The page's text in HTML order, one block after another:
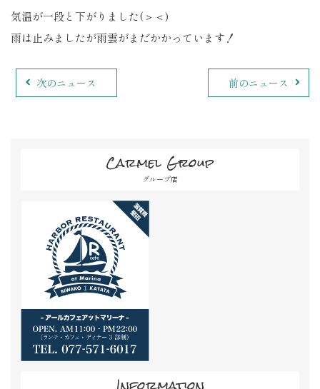
気温が一段と下がりました(＞＜)
雨は止みましたが雨雲がまだかかっています！
次のニュース 前のニュース
Carmel Group
グループ店